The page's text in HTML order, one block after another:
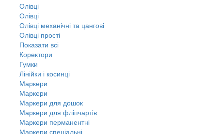
Олівці
Олівці
Олівці механічні та цангові
Олівці прості
Показати всі
Коректори
Гумки
Лінійки і косинці
Маркери
Маркери
Маркери для дошок
Маркери для фліпчартів
Маркери перманентні
Маркери спеціальні